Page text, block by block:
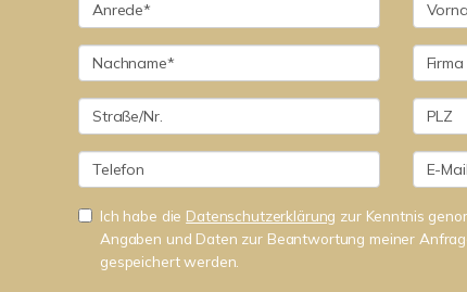
Ich habe die Datenschutzerklärung zur Kenntnis
Angaben und Daten zur Beantwortung meiner
gespeichert werden.